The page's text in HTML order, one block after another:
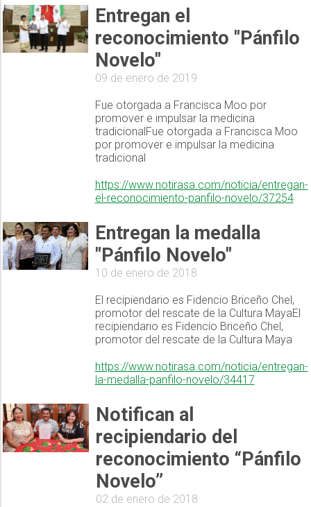
Entregan el
reconocimiento "Pánfilo
Novelo"
09 de enero de 2019
Fue otorgada a Francisca Moo por
promover e impulsar la medicina
tradicionalFue otorgada a Francisca Moo
por promover e impulsar la medicina
tradicional
https://www.notirasa.com/noticia/entregan-
el-reconocimiento-panfilo-novelo/37254
Entregan la medalla
"Pánfilo Novelo"
10 de enero de 2018
El recipiendario es Fidencio Briceño Chel,
promotor del rescate de la Cultura MayaEl
recipiendario es Fidencio Briceño Chel,
promotor del rescate de la Cultura Maya
https://www.notirasa.com/noticia/entregan-
la-medalla-panfilo-novelo/34417
Notifican al
recipiendario del
reconocimiento “Pánfilo
Novelo”
02 de enero de 2018